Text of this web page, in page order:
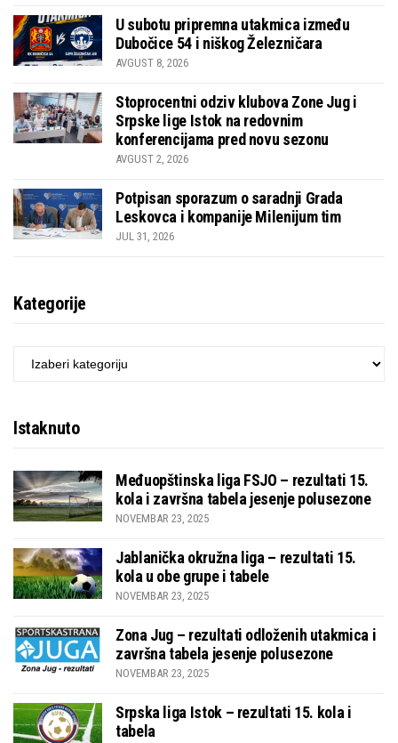
U subotu pripremna utakmica između
Dubočice 54 i niškog Železničara
AVGUST 8, 2026
Stoprocentni odziv klubova Zone Jug i
Srpske lige Istok na redovnim
konferencijama pred novu sezonu
AVGUST 2, 2026
Potpisan sporazum o saradnji Grada
Leskovca i kompanije Milenijum tim
JUL 31, 2026
Kategorije
KATEGORIJE
Istaknuto
Međuopštinska liga FSJO – rezultati 15.
kola i završna tabela jesenje polusezone
NOVEMBAR 23, 2025
Jablanička okružna liga – rezultati 15.
kola u obe grupe i tabele
NOVEMBAR 23, 2025
Zona Jug – rezultati odloženih utakmica i
završna tabela jesenje polusezone
NOVEMBAR 23, 2025
Srpska liga Istok – rezultati 15. kola i
tabela